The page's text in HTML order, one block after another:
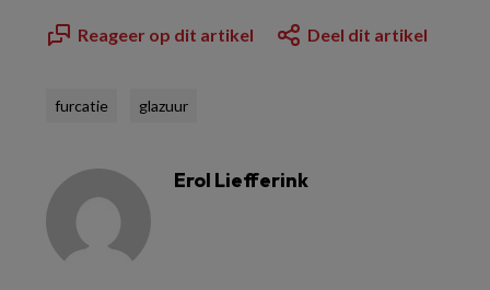
Reageer op dit artikel Deel dit artikel
furcatie glazuur
Erol Liefferink